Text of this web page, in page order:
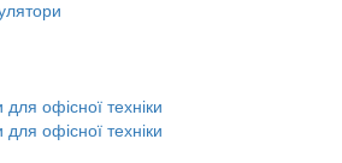
офісної техніки
офісної техніки